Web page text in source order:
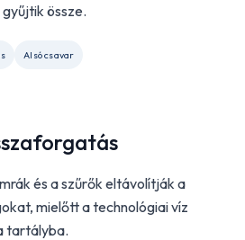
össze.
Alsó csavar
és a szűrők eltávolítják a
mielőtt a technológiai víz
tartályba.